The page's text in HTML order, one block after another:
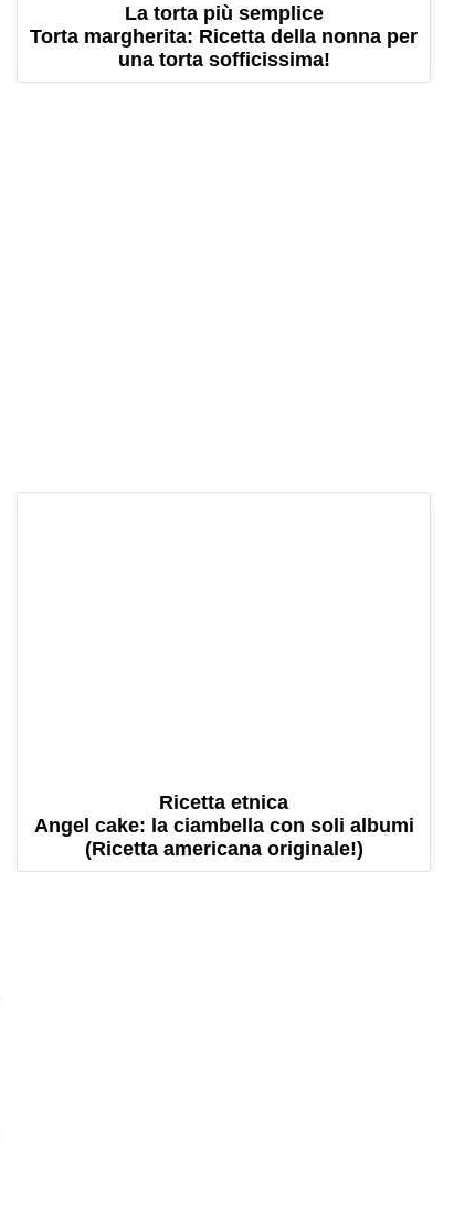
La torta più semplice
Torta margherita: Ricetta della nonna per
una torta sofficissima!
Ricetta etnica
Angel cake: la ciambella con soli albumi
(Ricetta americana originale!)